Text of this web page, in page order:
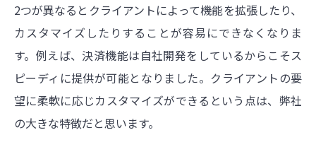
2つが異なるとクライアントによって機能を拡張したり、
カスタマイズしたりすることが容易にできなくなりま
す。例えば、決済機能は自社開発をしているからこそス
ピーディに提供が可能となりました。クライアントの要
望に柔軟に応じカスタマイズができるという点は、弊社
の大きな特徴だと思います。